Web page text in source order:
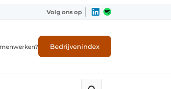
Volg ons op
Bedrijvenindex